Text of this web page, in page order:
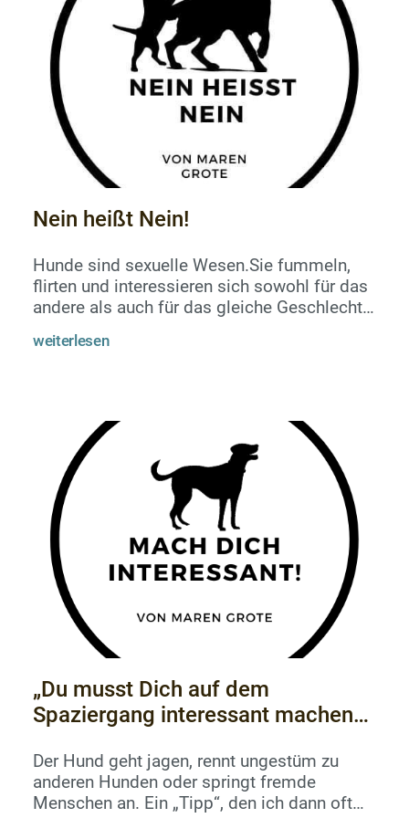
ist aber eigentlich falsch.Genauso wie...
Nein heißt Nein!
Hunde sind sexuelle Wesen.Sie fummeln,
flirten und interessieren sich sowohl für das
andere als auch für das gleiche Geschlecht.
Machtdemonstration und können sogar
trennen kann.Wer einen Hund hat, kauft das
mit. Wer sich damit nicht beschäftigen
möchte und seinen Hund als
immerwährendes Kind sehen...
weiterlesen
„Du musst Dich auf dem
Spaziergang interessant machen
Der Hund geht jagen, rennt ungestüm zu
anderen Hunden oder springt fremde
Menschen an. Ein „Tipp“, den ich dann oft